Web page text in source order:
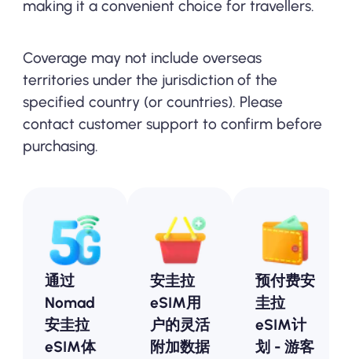
making it a convenient choice for travellers.
Coverage may not include overseas
territories under the jurisdiction of the
specified country (or countries). Please
contact customer support to confirm before
purchasing.
通过
Nomad
安圭拉
eSIM体
安圭拉
eSIM用
户的灵活
附加数据
预付费安
圭拉
eSIM计
划 - 游客